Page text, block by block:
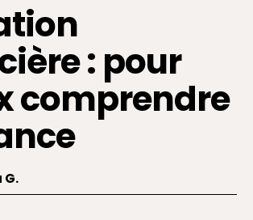
: pour
comprendre
G.